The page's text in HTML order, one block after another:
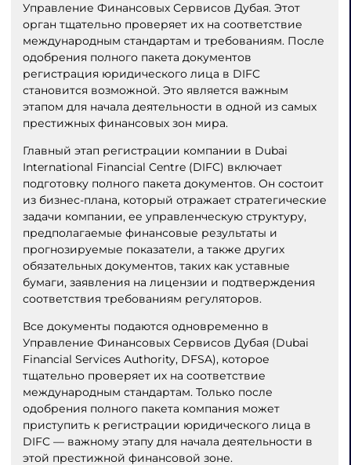
Управление Финансовых Сервисов Дубая. Этот
орган тщательно проверяет их на соответствие
международным стандартам и требованиям. После
одобрения полного пакета документов
регистрация юридического лица в DIFC
становится возможной. Это является важным
этапом для начала деятельности в одной из самых
престижных финансовых зон мира.
Главный этап регистрации компании в Dubai
International Financial Centre (DIFC) включает
подготовку полного пакета документов. Он состоит
из бизнес-плана, который отражает стратегические
задачи компании, ее управленческую структуру,
предполагаемые финансовые результаты и
прогнозируемые показатели, а также других
обязательных документов, таких как уставные
бумаги, заявления на лицензии и подтверждения
соответствия требованиям регуляторов.
Все документы подаются одновременно в
Управление Финансовых Сервисов Дубая (Dubai
Financial Services Authority, DFSA), которое
тщательно проверяет их на соответствие
международным стандартам. Только после
одобрения полного пакета компания может
приступить к регистрации юридического лица в
DIFC — важному этапу для начала деятельности в
этой престижной финансовой зоне.